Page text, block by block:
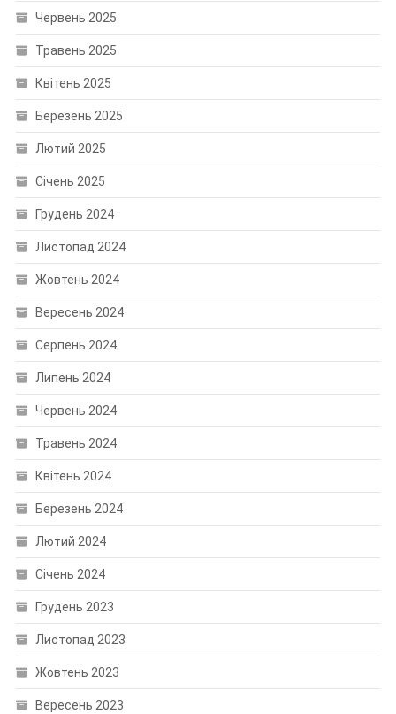
Червень 2025
Травень 2025
Квітень 2025
Березень 2025
Лютий 2025
Січень 2025
Грудень 2024
Листопад 2024
Жовтень 2024
Вересень 2024
Серпень 2024
Липень 2024
Червень 2024
Травень 2024
Квітень 2024
Березень 2024
Лютий 2024
Січень 2024
Грудень 2023
Листопад 2023
Жовтень 2023
Вересень 2023